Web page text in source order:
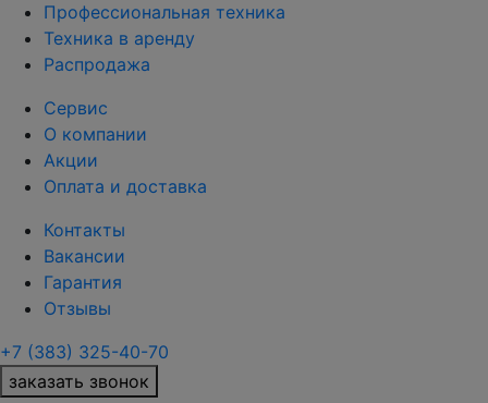
Профессиональная техника
Техника в аренду
Распродажа
Сервис
О компании
Акции
Оплата и доставка
Контакты
Вакансии
Гарантия
Отзывы
+7 (383) 325-40-70
заказать звонок